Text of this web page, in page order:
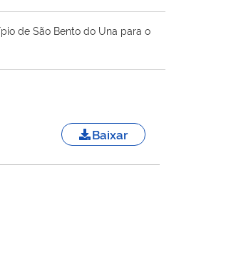
de São Bento do Una para o
Baixar